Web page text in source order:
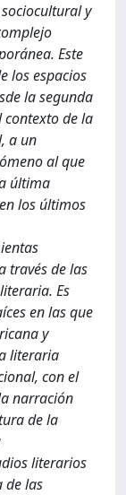
y
Este
los espacios
la segunda
contexto de la
a un
al que
última
los últimos
través de las
Es
en las que
y
literaria
con el
narración
de la
literarios
de las